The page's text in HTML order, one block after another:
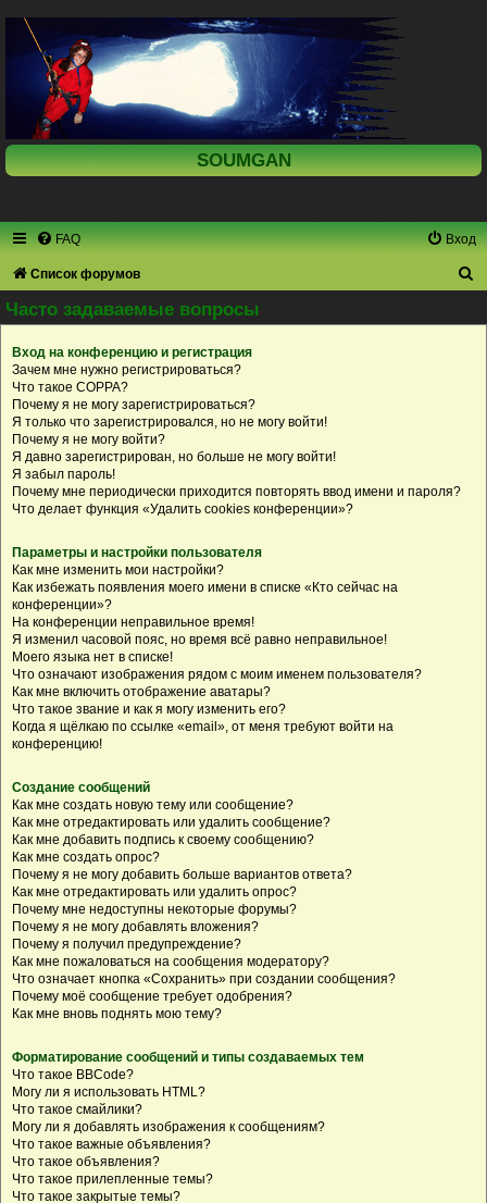
SOUMGAN
FAQ Вход
Список форумов
и
Часто задаваемые вопросы
Вход на конференцию и регистрация
Зачем мне нужно регистрироваться?
Что такое COPPA?
Почему я не могу зарегистрироваться?
Я только что зарегистрировался, но не могу войти!
Почему я не могу войти?
Я давно зарегистрирован, но больше не могу войти!
Я забыл пароль!
Почему мне периодически приходится повторять ввод имени и пароля?
Что делает функция «Удалить cookies конференции»?
Параметры и настройки пользователя
Как мне изменить мои настройки?
Как избежать появления моего имени в списке «Кто сейчас на
конференции»?
На конференции неправильное время!
Я изменил часовой пояс, но время всё равно неправильное!
Моего языка нет в списке!
Что означают изображения рядом с моим именем пользователя?
Как мне включить отображение аватары?
Что такое звание и как я могу изменить его?
Когда я щёлкаю по ссылке «email», от меня требуют войти на
конференцию!
Создание сообщений
Как мне создать новую тему или сообщение?
Как мне отредактировать или удалить сообщение?
Как мне добавить подпись к своему сообщению?
Как мне создать опрос?
Почему я не могу добавить больше вариантов ответа?
Как мне отредактировать или удалить опрос?
Почему мне недоступны некоторые форумы?
Почему я не могу добавлять вложения?
Почему я получил предупреждение?
Как мне пожаловаться на сообщения модератору?
Что означает кнопка «Сохранить» при создании сообщения?
Почему моё сообщение требует одобрения?
Как мне вновь поднять мою тему?
Форматирование сообщений и типы создаваемых тем
Что такое BBCode?
Могу ли я использовать HTML?
Что такое смайлики?
Могу ли я добавлять изображения к сообщениям?
Что такое важные объявления?
Что такое объявления?
Что такое прилепленные темы?
Что такое закрытые темы?